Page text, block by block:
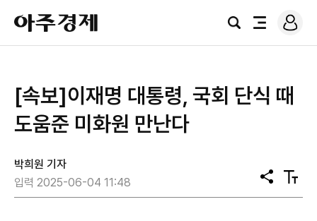
아
주
경
검
전
로
그
[속보]이재명 대통령, 국회 단식 때
도움준 미화원 만난다
박희원 기자
입력 2025-06-04 11:48
공
유
텍
스